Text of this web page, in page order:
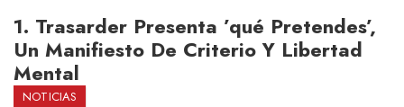
1. Trasarder Presenta ’qué Pretendes’,
Un Manifiesto De Criterio Y Libertad
Mental
NOTICIAS